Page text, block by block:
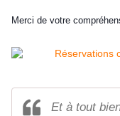
Merci de votre
Et à tout